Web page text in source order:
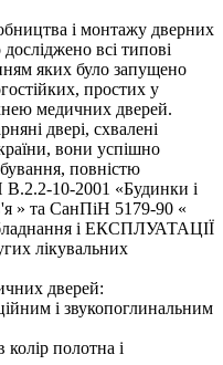
і монтажу дверних
всі типові
яких було запущено
простих у
медичних дверей.
двері, схвалені
вони успішно
повністю
10-2001 «Будинки і
» та СанПіН 5179-90 «
і ЕКСПЛУАТАЦІЇ
лікувальних
дверей:
і звукопоглинальним
полотна і